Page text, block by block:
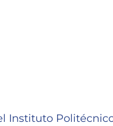
Instituto